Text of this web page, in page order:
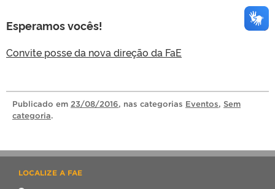
Esperamos vocês!
Convite posse da nova direção da FaE
Publicado em 23/08/2016, nas categorias Eventos, Sem
categoria.
LOCALIZE A FAE